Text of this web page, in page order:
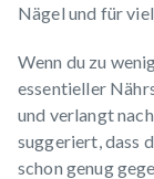
Nägel und für
Wenn du zu
essentieller
und verlangt
suggeriert, dass
schon genug